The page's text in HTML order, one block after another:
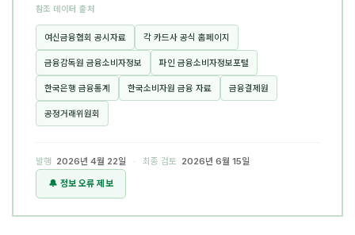
참조 데이터 출처
여신금융협회 공시자료 각 카드사 공식 홈페이지
금융감독원 금융소비자정보 파인 금융소비자정보포털
한국은행 금융통계 한국소비자원 금융 자료 금융결제원
공정거래위원회
발행 2026년 4월 22일 · 최종 검토
2026년 6월 15일
🔔 정보 오류 제보